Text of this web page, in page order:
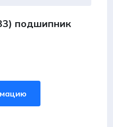
подшипник